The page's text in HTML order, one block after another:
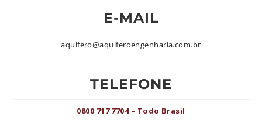
E-MAIL
aquifero@aquiferoengenharia.com.br
TELEFONE
0800 717 7704 – Todo Brasil